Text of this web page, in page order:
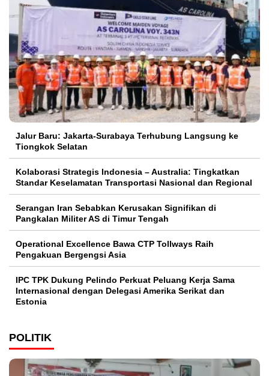
Jalur Baru: Jakarta-Surabaya Terhubung Langsung ke
Tiongkok Selatan
Kolaborasi Strategis Indonesia – Australia: Tingkatkan
Standar Keselamatan Transportasi Nasional dan Regional
Serangan Iran Sebabkan Kerusakan Signifikan di
Pangkalan Militer AS di Timur Tengah
Operational Excellence Bawa CTP Tollways Raih
Pengakuan Bergengsi Asia
IPC TPK Dukung Pelindo Perkuat Peluang Kerja Sama
Internasional dengan Delegasi Amerika Serikat dan
Estonia
POLITIK